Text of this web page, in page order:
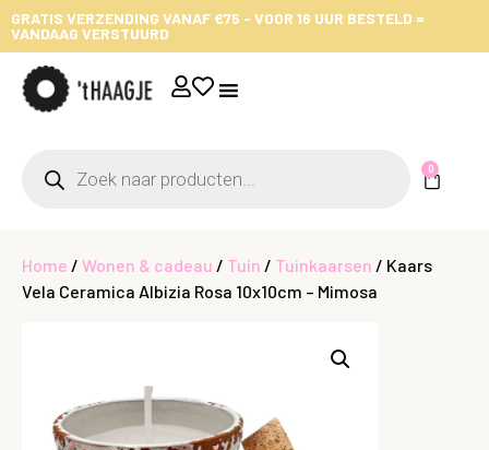
GRATIS VERZENDING VANAF €75 - VOOR 16 UUR BESTELD =
VANDAAG VERSTUURD
0
Home / Wonen & cadeau / Tuin / Tuinkaarsen / Kaars
Vela Ceramica Albizia Rosa 10x10cm – Mimosa